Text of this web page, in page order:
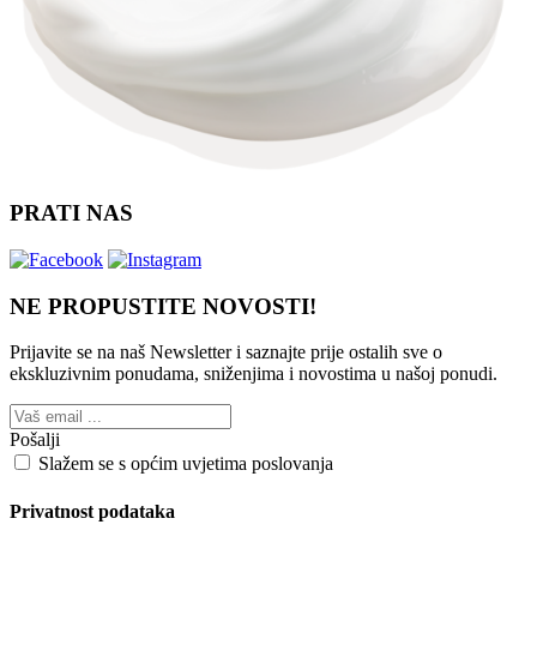
PRATI NAS
NE PROPUSTITE NOVOSTI!
Prijavite se na naš Newsletter i saznajte prije ostalih sve o
ekskluzivnim ponudama, sniženjima i novostima u našoj ponudi.
Pošalji
Slažem se s općim uvjetima poslovanja
Privatnost podataka